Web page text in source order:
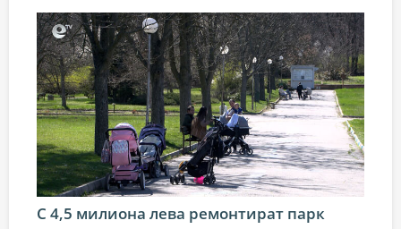
С 4,5 милиона лева ремонтират парк